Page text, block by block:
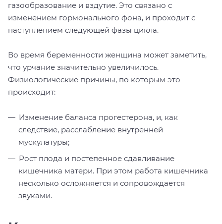
газообразование и вздутие. Это связано с
изменением гормонального фона, и проходит с
наступлением следующей фазы цикла.
Во время беременности женщина может заметить,
что урчание значительно увеличилось.
Физиологические причины, по которым это
происходит:
Изменение баланса прогестерона, и, как
следствие, расслабление внутренней
мускулатуры;
Рост плода и постепенное сдавливание
кишечника матери. При этом работа кишечника
несколько осложняется и сопровождается
звуками.